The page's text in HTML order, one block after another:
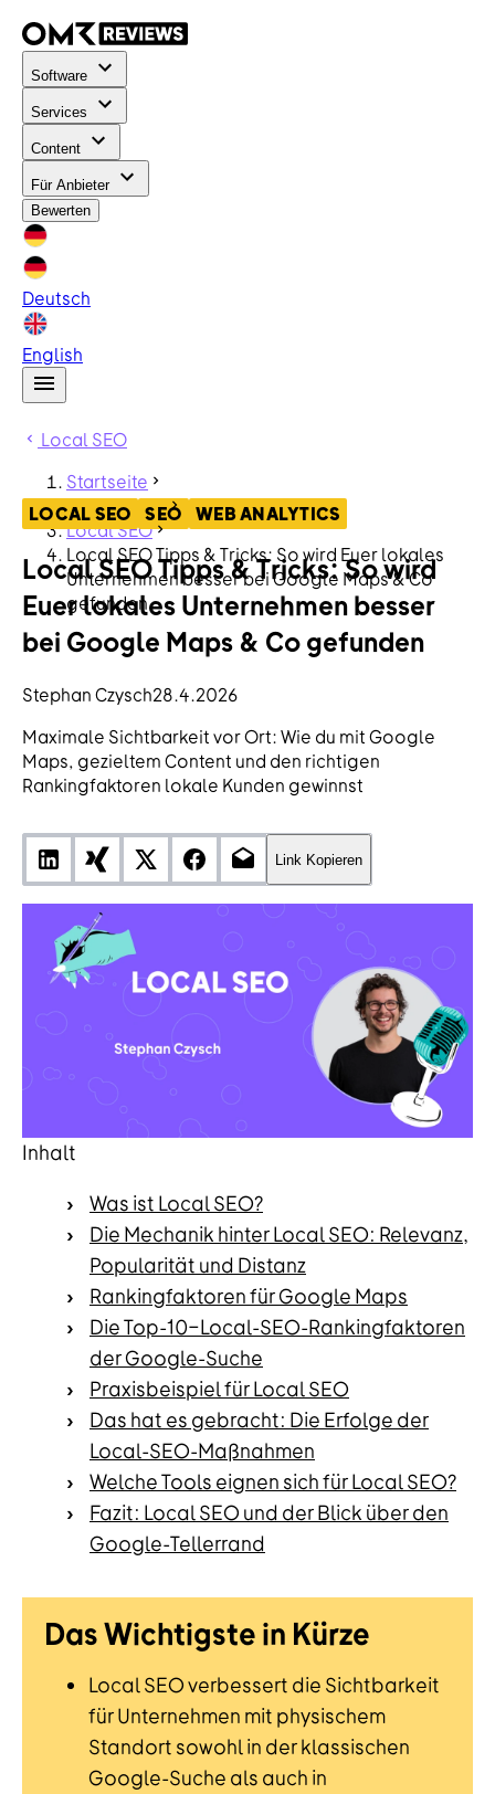
Software
Services
Content
Für Anbieter
Bewerten
Deutsch
English
Local SEO
Startseite
ContentHub
Local SEO
Local SEO Tipps & Tricks: So wird Euer lokales
Unternehmen besser bei Google Maps & Co
gefunden
LOCAL SEO SEO WEB ANALYTICS
Local SEO Tipps & Tricks: So wird
Euer lokales Unternehmen besser
bei Google Maps & Co gefunden
Stephan Czysch28.4.2026
Maximale Sichtbarkeit vor Ort: Wie du mit Google
Maps, gezieltem Content und den richtigen
Rankingfaktoren lokale Kunden gewinnst
Link Kopieren
Inhalt
Was ist Local SEO?
Die Mechanik hinter Local SEO: Relevanz,
Popularität und Distanz
Rankingfaktoren für Google Maps
Die Top-10-Local-SEO-Rankingfaktoren
der Google-Suche
Praxisbeispiel für Local SEO
Das hat es gebracht: Die Erfolge der
Local-SEO-Maßnahmen
Welche Tools eignen sich für Local SEO?
Fazit: Local SEO und der Blick über den
Google-Tellerrand
Das Wichtigste in Kürze
Local SEO verbessert die Sichtbarkeit
für Unternehmen mit physischem
Standort sowohl in der klassischen
Google-Suche als auch in